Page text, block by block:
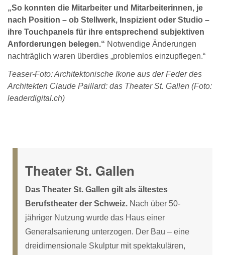
„So konnten die Mitarbeiter und Mitarbeiterinnen, je
nach Position – ob Stellwerk, Inspizient oder Studio –
ihre Touchpanels für ihre entsprechend subjektiven
Anforderungen belegen.“ Notwendige Änderungen
nachträglich waren überdies „problemlos einzupflegen.“
Teaser-Foto: Architektonische Ikone aus der Feder des
Architekten Claude Paillard: das Theater St. Gallen (Foto:
leaderdigital.ch)
Theater St. Gallen
Das Theater St. Gallen gilt als ältestes
Berufstheater der Schweiz. Nach über 50-
jähriger Nutzung wurde das Haus einer
Generalsanierung unterzogen. Der Bau – eine
dreidimensionale Skulptur mit spektakulären,